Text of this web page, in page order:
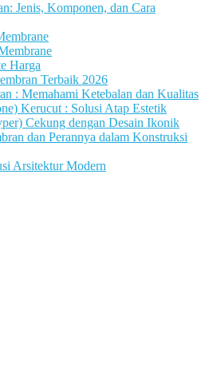
Jenis, Komponen, dan Cara
Harga
Terbaik 2026
: Memahami Ketebalan dan Kualitas
Kerucut : Solusi Atap Estetik
Cekung dengan Desain Ikonik
dan Perannya dalam Konstruksi
Arsitektur Modern